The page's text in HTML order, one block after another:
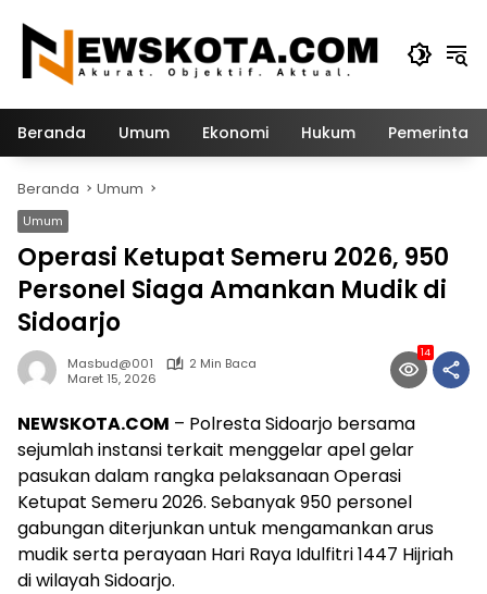
konten
Beranda Umum Ekonomi Hukum
Beranda Umum
Umum
Operasi Ketupat Semeru 2026, 950
Personel Siaga Amankan Mudik di
Sidoarjo
Masbud@001
2 Min Baca
Maret 15, 2026
14
NEWSKOTA.COM – Polresta Sidoarjo bersama
sejumlah instansi terkait menggelar apel gelar
pasukan dalam rangka pelaksanaan Operasi
Ketupat Semeru 2026. Sebanyak 950 personel
gabungan diterjunkan untuk mengamankan arus
mudik serta perayaan Hari Raya Idulfitri 1447 Hijriah
di wilayah Sidoarjo.